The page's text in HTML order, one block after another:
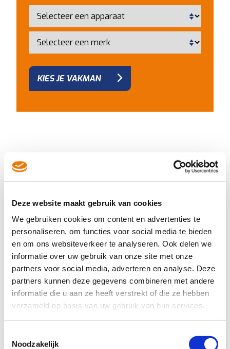
Deze website maakt gebruik van cookies
We gebruiken cookies om content en advertenties te
personaliseren, om functies voor social media te bieden
en om ons websiteverkeer te analyseren. Ook delen we
informatie over uw gebruik van onze site met onze
partners voor social media, adverteren en analyse. Deze
partners kunnen deze gegevens combineren met andere
informatie die u aan ze heeft verstrekt of die ze hebben
verzameld op basis van uw gebruik van hun services.
Noodzakelijk
KIES JE VAKMAN
Hessenweg 194, 3731JN, De Bilt
Reparatievakman met winkel
Geopend- Sluit om 18:00
Toon telefoonnummer